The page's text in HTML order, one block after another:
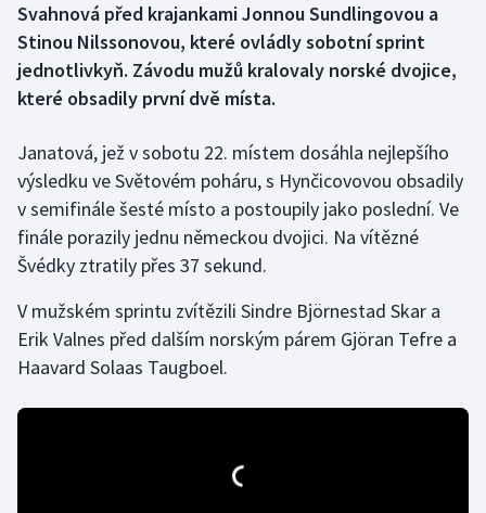
Dostihy
Florbal
Golf
Gymnastika
Jezdectví
Svahnová před krajankami Jonnou Sundlingovou a
Stinou Nilssonovou, které ovládly sobotní sprint
jednotlivkyň. Závodu mužů kralovaly norské dvojice,
které obsadily první dvě místa.
Janatová, jež v sobotu 22. místem dosáhla nejlepšího
výsledku ve Světovém poháru, s Hynčicovovou obsadily
v semifinále šesté místo a postoupily jako poslední. Ve
finále porazily jednu německou dvojici. Na vítězné
Švédky ztratily přes 37 sekund.
V mužském sprintu zvítězili Sindre Björnestad Skar a
Erik Valnes před dalším norským párem Gjöran Tefre a
Haavard Solaas Taugboel.